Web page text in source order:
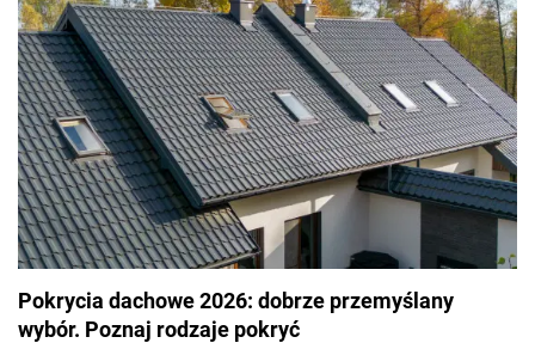
Pokrycia dachowe 2026: dobrze przemyślany
wybór. Poznaj rodzaje pokryć